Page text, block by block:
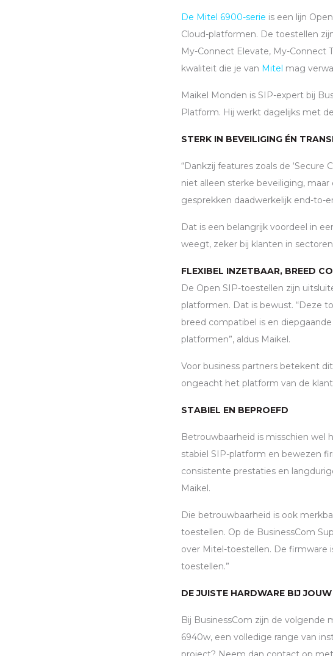
De Mitel 6900-serie is een lijn Open
Cloud-platformen. De toestellen
My-Connect Elevate, My-Connect
kwaliteit die je van Mitel mag
Maikel Monden is SIP-expert bij
Platform. Hij werkt dagelijks met
STERK IN BEVEILIGING ÉN
“Dankzij features zoals de ‘Secure
niet alleen sterke beveiliging,
gesprekken daadwerkelijk end-to-
Dat is een belangrijk voordeel in
weegt, zeker bij klanten in
FLEXIBEL INZETBAAR, BREED
De Open SIP-toestellen zijn
platformen. Dat is bewust. “Deze
breed compatibel is en
platformen”, aldus Maikel.
Voor business partners betekent
ongeacht het platform van de
STABIEL EN BEPROEFD
Betrouwbaarheid is misschien
stabiel SIP-platform en bewezen
consistente prestaties en
Maikel.
Die betrouwbaarheid is ook
toestellen. Op de BusinessCom
over Mitel-toestellen. De firmware
toestellen.”
DE JUISTE HARDWARE BIJ
Bij BusinessCom zijn de volgende
6940w, een volledige range van